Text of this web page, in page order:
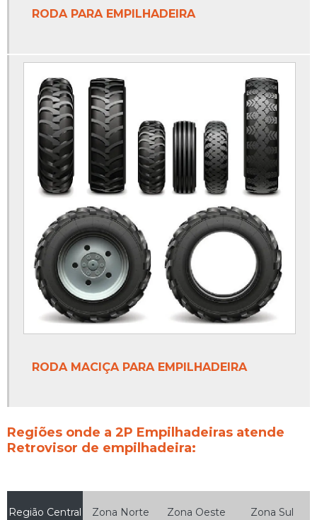
RODA PARA EMPILHADEIRA
RODA MACIÇA PARA EMPILHADEIRA
Regiões onde a 2P Empilhadeiras atende
Retrovisor de empilhadeira:
Região Central Zona Norte Zona Oeste Zona Sul